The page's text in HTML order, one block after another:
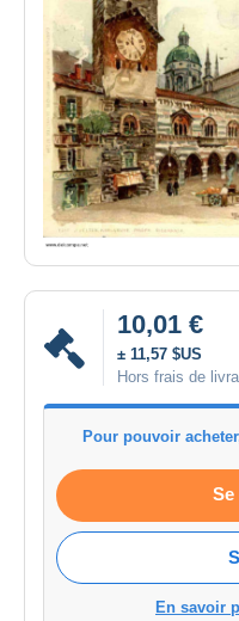
10,01 €
± 11,57 $US
Hors frais de
Pour pouvoir
Se
En savoir